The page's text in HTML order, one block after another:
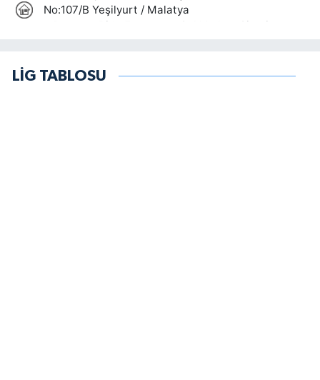
LİG TABLOSU